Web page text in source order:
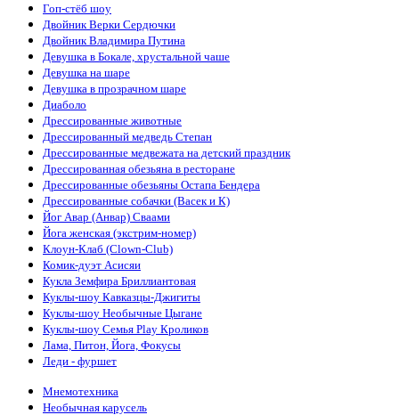
Гоп-стёб шоу
Двойник Верки Сердючки
Двойник Владимира Путина
Девушка в Бокале, хрустальной чаше
Девушка на шаре
Девушка в прозрачном шаре
Диаболо
Дрессированные животные
Дрессированный медведь Степан
Дрессированные медвежата на детский праздник
Дрессированная обезьяна в ресторане
Дрессированные обезьяны Остапа Бендера
Дрессированные собачки (Васек и К)
Йог Авар (Анвар) Сваами
Йога женская (экстрим-номер)
Клоун-Клаб (Clown-Club)
Комик-дуэт Асисяи
Кукла Земфира Бриллиантовая
Куклы-шоу Кавказцы-Джигиты
Куклы-шоу Необычные Цыгане
Куклы-шоу Семья Play Кроликов
Лама, Питон, Йога, Фокусы
Леди - фуршет
Мнемотехника
Необычная карусель